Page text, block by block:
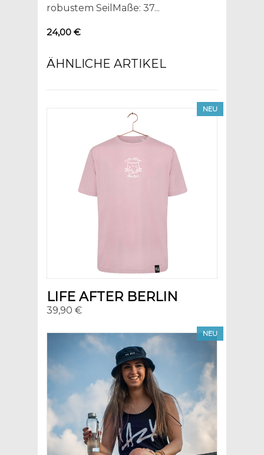
robustem SeilMaße: 37...
24,00 €
ÄHNLICHE ARTIKEL
NEU
LIFE AFTER BERLIN
39,90 €
NEU